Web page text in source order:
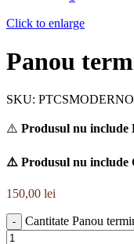
Click to enlarge
Panou
SKU:
⚠️ Produsul nu include
⚠️ Produsul nu include
150,00 lei
Cantitate Panou